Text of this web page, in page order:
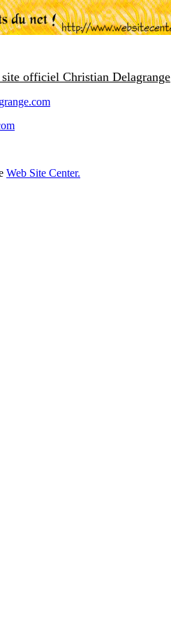
officiel Christian Delagrange
Web Site Center.